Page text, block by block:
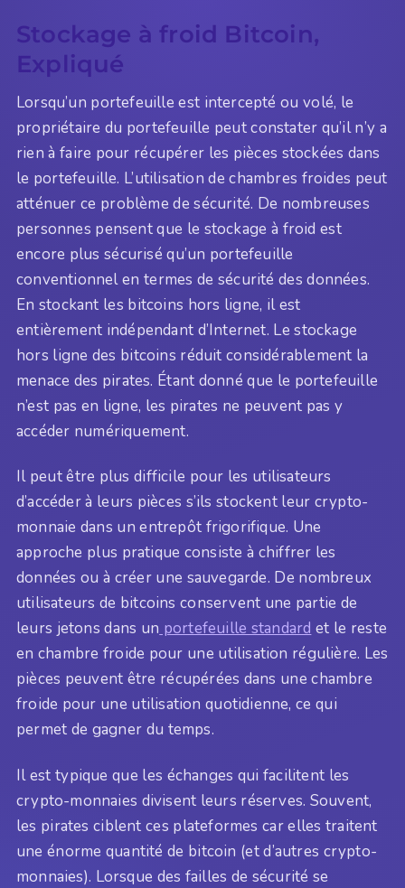
Stockage à froid Bitcoin,
Expliqué
Lorsqu’un portefeuille est intercepté ou volé, le
propriétaire du portefeuille peut constater qu’il n’y a
rien à faire pour récupérer les pièces stockées dans
le portefeuille. L’utilisation de chambres froides peut
atténuer ce problème de sécurité. De nombreuses
personnes pensent que le stockage à froid est
encore plus sécurisé qu’un portefeuille
conventionnel en termes de sécurité des données.
En stockant les bitcoins hors ligne, il est
entièrement indépendant d’Internet. Le stockage
hors ligne des bitcoins réduit considérablement la
menace des pirates. Étant donné que le portefeuille
n’est pas en ligne, les pirates ne peuvent pas y
accéder numériquement.
Il peut être plus difficile pour les utilisateurs
d’accéder à leurs pièces s’ils stockent leur crypto-
monnaie dans un entrepôt frigorifique. Une
approche plus pratique consiste à chiffrer les
données ou à créer une sauvegarde. De nombreux
utilisateurs de bitcoins conservent une partie de
leurs jetons dans un portefeuille standard et le reste
en chambre froide pour une utilisation régulière. Les
pièces peuvent être récupérées dans une chambre
froide pour une utilisation quotidienne, ce qui
permet de gagner du temps.
Il est typique que les échanges qui facilitent les
crypto-monnaies divisent leurs réserves. Souvent,
les pirates ciblent ces plateformes car elles traitent
une énorme quantité de bitcoin (et d’autres crypto-
monnaies). Lorsque des failles de sécurité se